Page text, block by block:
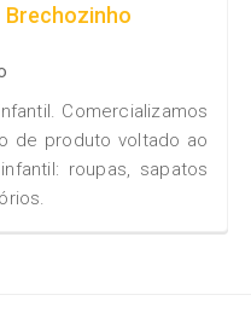
Brechozinho
Comercializamos
de produto voltado ao
roupas, sapatos